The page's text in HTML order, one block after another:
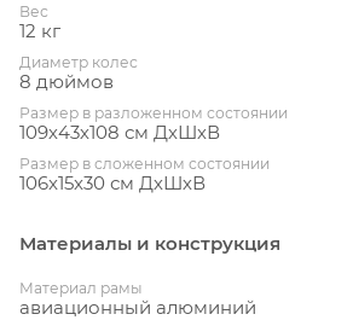
Вес
12 кг
Диаметр колес
8 дюймов
Размер в разложенном состоянии
109х43х108 см ДхШхВ
Размер в сложенном состоянии
106x15x30 см ДхШхВ
Материалы и конструкция
Материал рамы
авиационный алюминий